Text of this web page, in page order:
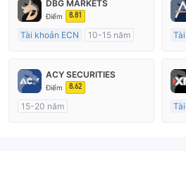
DBG MARKETS
Điểm 8.81
Tài khoản ECN
10-15 năm
MT4 Chính thức
ACY SECURITIES
Điểm 8.62
15-20 năm